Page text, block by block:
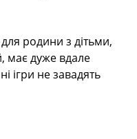
родини з дітьми,
має дуже вдале
ігри не завадять